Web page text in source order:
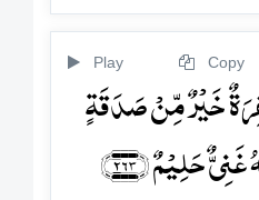
Play Copy
خَیۡرٌ مِّنۡ صَدَقَۃٍ
حَلِیۡمٌ ﴿۲۶۳﴾